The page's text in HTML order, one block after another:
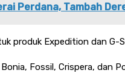
Perdana, Tambah
produk Expedition dan G-
Fossil, Crispera,